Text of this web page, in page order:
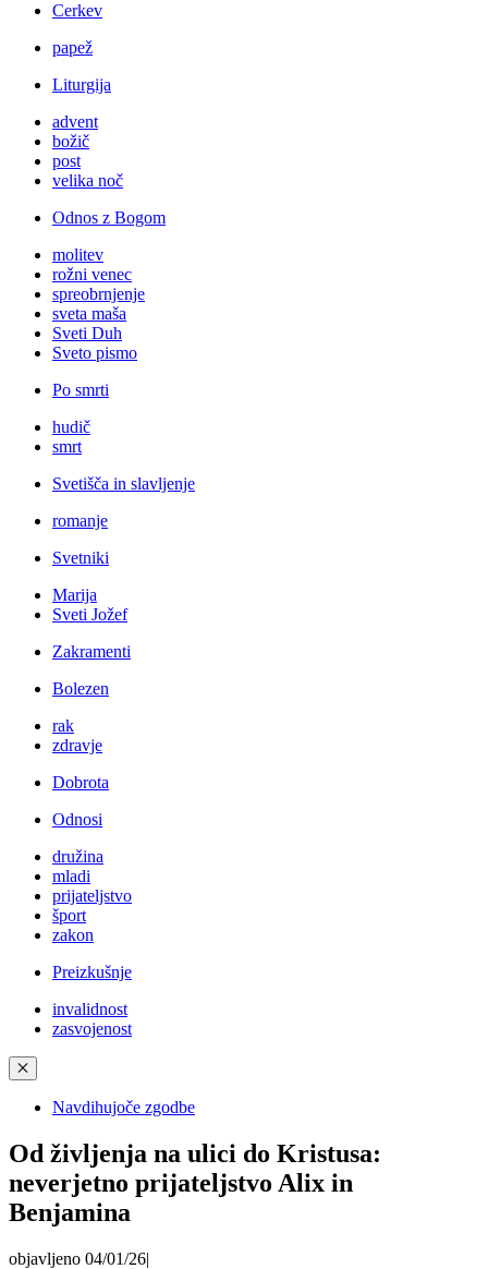
Cerkev
papež
Liturgija
advent
božič
post
velika noč
Odnos z Bogom
molitev
rožni venec
spreobrnjenje
sveta maša
Sveti Duh
Sveto pismo
Po smrti
hudič
smrt
Svetišča in slavljenje
romanje
Svetniki
Marija
Sveti Jožef
Zakramenti
Bolezen
rak
zdravje
Dobrota
Odnosi
družina
mladi
prijateljstvo
šport
zakon
Preizkušnje
invalidnost
zasvojenost
✕
Navdihujoče zgodbe
Od življenja na ulici do Kristusa:
neverjetno prijateljstvo Alix in
Benjamina
objavljeno 04/01/26|